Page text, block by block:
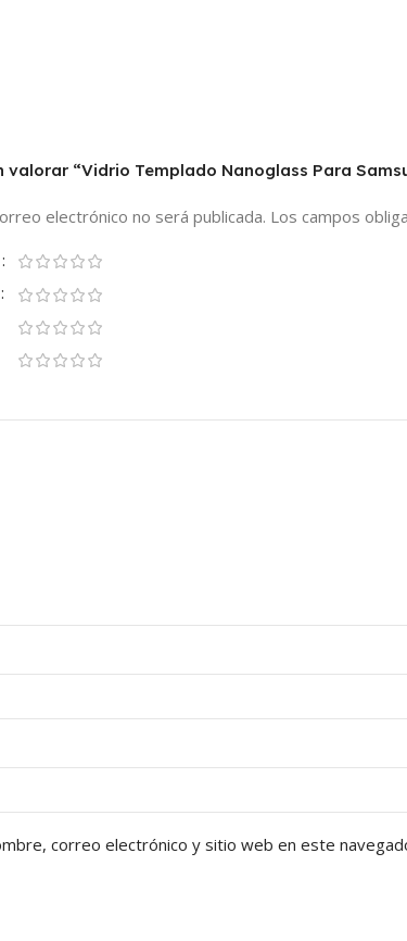
valorar “Vidrio Templado Nanoglass Para
electrónico no será publicada. Los campos
correo electrónico y sitio web en este